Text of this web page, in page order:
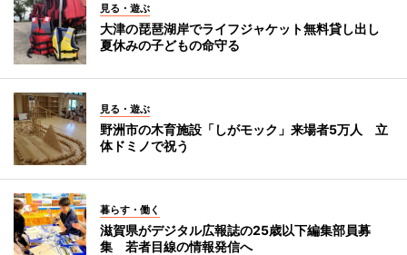
見る・遊ぶ
大津の琵琶湖岸でライフジャケット無料貸し出し
夏休みの子どもの命守る
見る・遊ぶ
野洲市の木育施設「しがモック」来場者5万人 立
体ドミノで祝う
暮らす・働く
滋賀県がデジタル広報誌の25歳以下編集部員募
集 若者目線の情報発信へ